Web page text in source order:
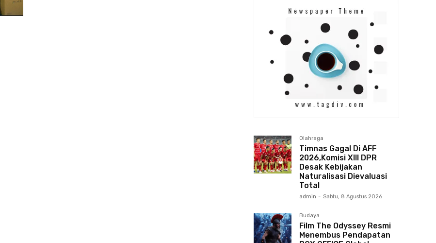
Olahraga
Timnas Gagal Di AFF
2026,Komisi XIII DPR
Desak Kebijakan
Naturalisasi Dievaluasi
Total
admin - Sabtu, 8 Agustus 2026
Budaya
Film The Odyssey Resmi
Menembus Pendapatan